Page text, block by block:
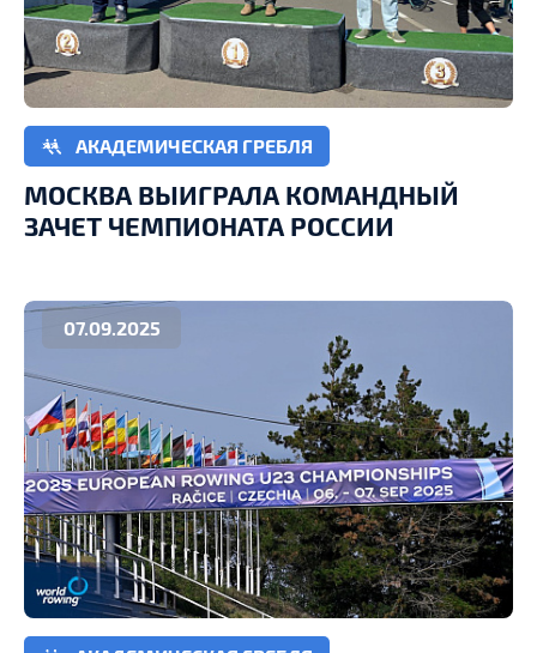
АКАДЕМИЧЕСКАЯ ГРЕБЛЯ
МОСКВА ВЫИГРАЛА КОМАНДНЫЙ
ЗАЧЕТ ЧЕМПИОНАТА РОССИИ
07.09.2025